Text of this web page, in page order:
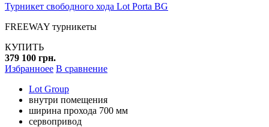
Турникет свободного хода Lot Porta BG
FREEWAY турникеты
КУПИТЬ
379 100 грн.
Избранноее В сравнение
Lot Group
внутри помещения
ширина прохода 700 мм
сервопривод